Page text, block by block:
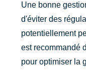
Une bonne
d'éviter des
potentiellement
est recommandé
pour optimiser la